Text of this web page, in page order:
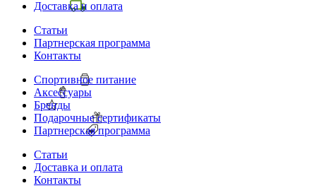
Доставка и оплата
Статьи
Партнерская программа
Контакты
Спортивное питание
Аксессуары
Бренды
Подарочные сертификаты
Партнерская программа
Статьи
Доставка и оплата
Контакты